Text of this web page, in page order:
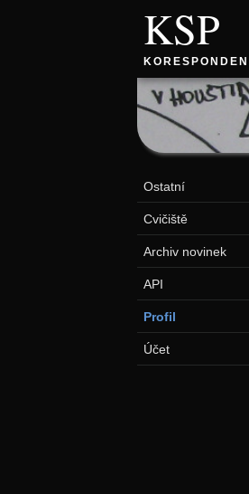
KSP
Ostatní
Cvičiště
Archiv novinek
API
Profil
Účet